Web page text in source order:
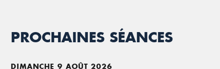
PROCHAINES SÉANCES
DIMANCHE 9 AOÛT 2026